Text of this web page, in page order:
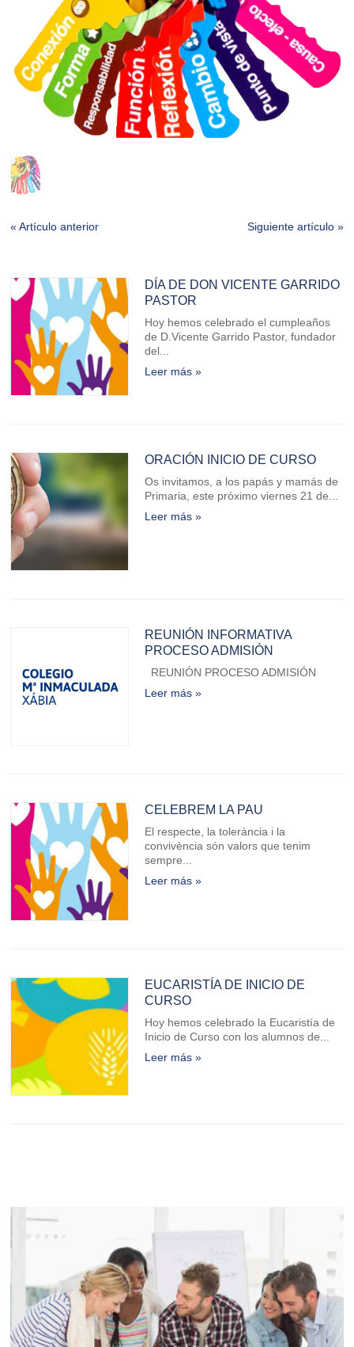
« Artículo anterior Siguiente artículo »
DÍA DE DON VICENTE GARRIDO
PASTOR
Hoy hemos celebrado el cumpleaños
de D.Vicente Garrido Pastor, fundador
del...
Leer más »
ORACIÓN INICIO DE CURSO
Os invitamos, a los papás y mamás de
Primaria, este próximo viernes 21 de...
Leer más »
REUNIÓN INFORMATIVA
PROCESO ADMISIÓN
REUNIÓN PROCESO ADMISIÓN
Leer más »
CELEBREM LA PAU
El respecte, la tolerància i la
convivència són valors que tenim
sempre...
Leer más »
EUCARISTÍA DE INICIO DE
CURSO
Hoy hemos celebrado la Eucaristía de
Inicio de Curso con los alumnos de...
Leer más »